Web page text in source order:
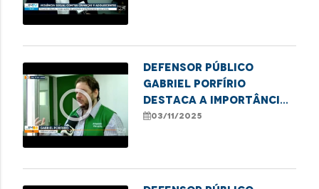
play_circle_outline
Defensor público
Gabriel Porfírio
destaca a importância
da Semana Nacional da
03/11/2025